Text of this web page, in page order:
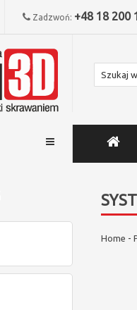
Zadzwoń: +48 18 200
Home -